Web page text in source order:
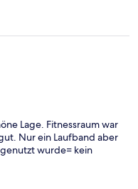
Lage. Fitnessraum war
Nur ein Laufband aber
wurde= kein